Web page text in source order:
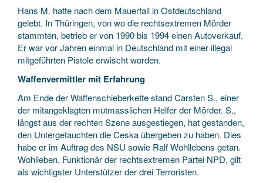
Hans M. hatte nach dem Mauerfall in Ostdeutschland
gelebt. In Thüringen, von wo die rechtsextremen Mörder
stammten, betrieb er von 1990 bis 1994 einen Autoverkauf.
Er war vor Jahren einmal in Deutschland mit einer illegal
mitgeführten Pistole erwischt worden.
Waffenvermittler mit Erfahrung
Am Ende der Waffenschieberkette stand Carsten S., einer
der mitangeklagten mutmasslichen Helfer der Mörder. S.,
längst aus der rechten Szene ausgestiegen, hat gestanden,
den Untergetauchten die Ceska übergeben zu haben. Dies
habe er im Auftrag des NSU sowie Ralf Wohllebens getan.
Wohlleben, Funktionär der rechtsextremen Partei NPD, gilt
als wichtigster Unterstützer der drei Terroristen.